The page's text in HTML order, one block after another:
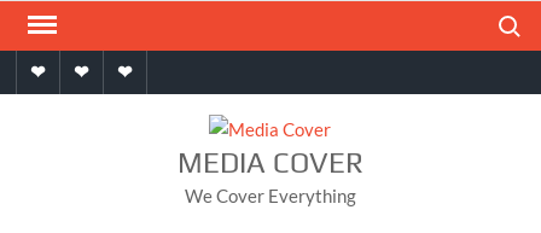
Skip
contentHomeAboutContact
MEDIA COVER
We Cover Everything